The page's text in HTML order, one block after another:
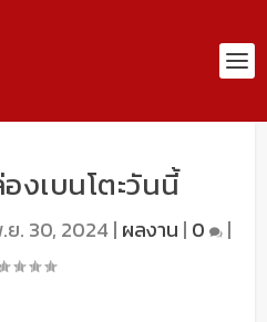
งเบนโตะวันนี้
ย. 30, 2024| ผลงาน | 0 |